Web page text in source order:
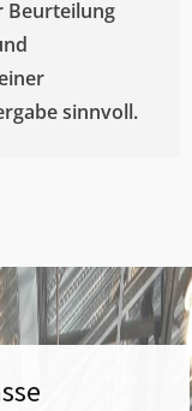
Beurteilung
sinnvoll.